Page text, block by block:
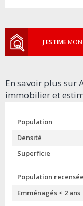
J'ESTIMEMON
En savoir plus sur
immobilier et
Population
Densité
Superficie
Population recensée
Emménagés < 2 ans